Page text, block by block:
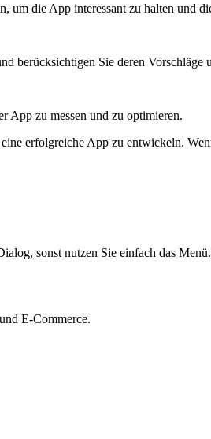
um die App interessant zu halten und
berücksichtigen Sie deren Vorschläge
App zu messen und zu optimieren.
erfolgreiche App zu entwickeln.
sonst nutzen Sie einfach das Menü.
E-Commerce.